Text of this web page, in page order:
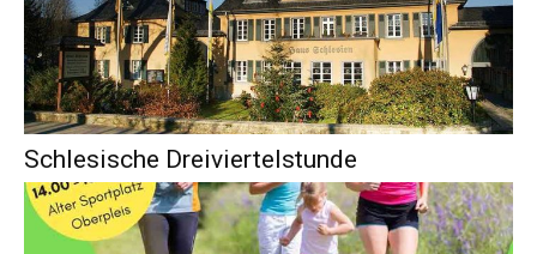
Schlesische Dreiviertelstunde